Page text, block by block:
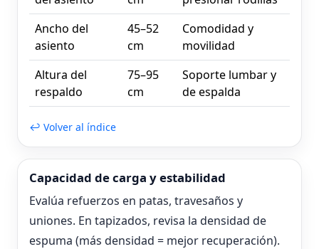
Ancho del
asiento
45–52
cm
Comodidad y
movilidad
Altura del
respaldo
75–95
cm
Soporte lumbar y
de espalda
↩ Volver al índice
Capacidad de carga y estabilidad
Evalúa refuerzos en patas, travesaños y
uniones. En tapizados, revisa la densidad de
espuma (más densidad = mejor recuperación).